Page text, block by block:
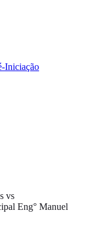
Iniciação
vs
Eng° Manuel